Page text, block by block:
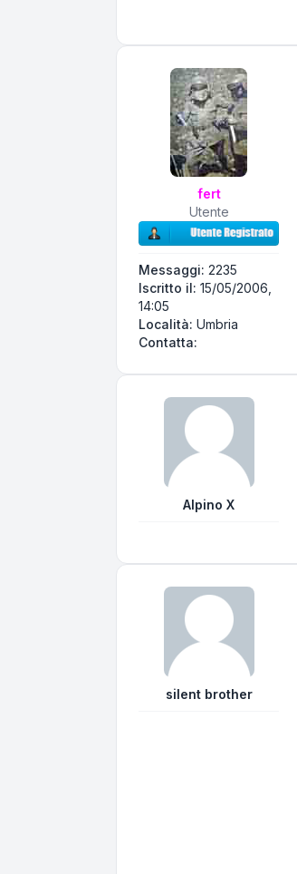
fert
Utente
Messaggi: 2235
Iscritto il: 15/05/2006,
14:05
Località: Umbria
Contatta:
Alpino X
silent brother